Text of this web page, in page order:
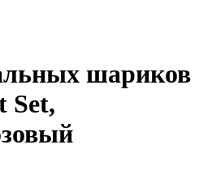
шариков
Set,